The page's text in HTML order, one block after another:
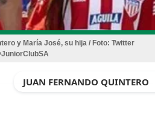
y María José, su hija / Foto: Twitter
JUAN FERNANDO QUINTERO